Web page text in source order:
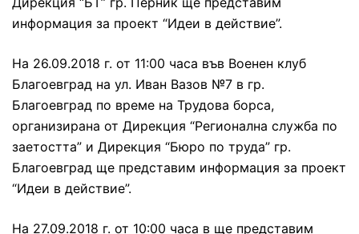
информация за проект “Идеи в действие”.
На 26.09.2018 г. от 11:00 часа във Военен клуб
Благоевград на ул. Иван Вазов №7 в гр.
Благоевград по време на Трудова борса,
организирана от Дирекция “Регионална служба по
заетостта” и Дирекция “Бюро по труда” гр.
Благоевград ще представим информация за проект
“Идеи в действие”.
На 27.09.2018 г. от 10:00 часа в ще представим